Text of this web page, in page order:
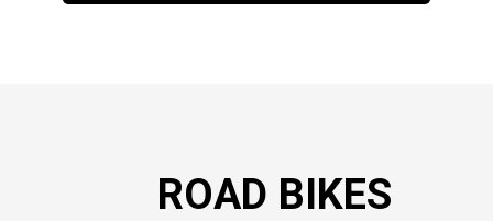
ROAD BIKES